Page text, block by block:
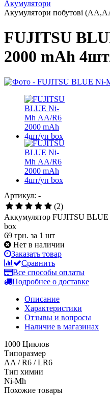
Акумулятори
Акумулятори побутові
FUJITSU
2000 mAh
Артикул: -
(2)
Аккумулятор FUJITSU
box
69 грн. за 1 шт
Нет в наличии
Заказать товар
Сравнить
Все способы оплаты
Подробнее о доставке
Описание
Характеристики
Отзывы и вопросы
Наличие в магазинах
1000 Циклов
Типоразмер
AA / R6 / LR6
Тип химии
Ni-Mh
Похожие товары